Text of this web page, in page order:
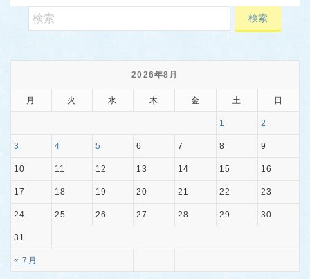
2026年8月
月 火 水 木 金 土 日
« 7月
1 2
3 4 5 6 7 8 9
10 11 12 13 14 15 16
17 18 19 20 21 22 23
24 25 26 27 28 29 30
31